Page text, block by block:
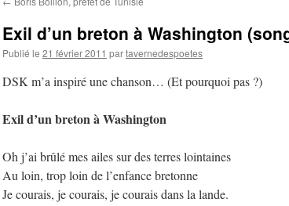
contenu
Exil d’un breton à Washington
Publié le 21 février 2011 partavernedespoetes
DSK m’a inspiré une chanson… (Et pourquoi pas ?)
Exil d’un breton à Washington
Oh j’ai brûlé mes ailes sur des terres lointaines
Au loin, trop loin de l’enfance bretonne
Je courais, je courais, je courais dans la lande.